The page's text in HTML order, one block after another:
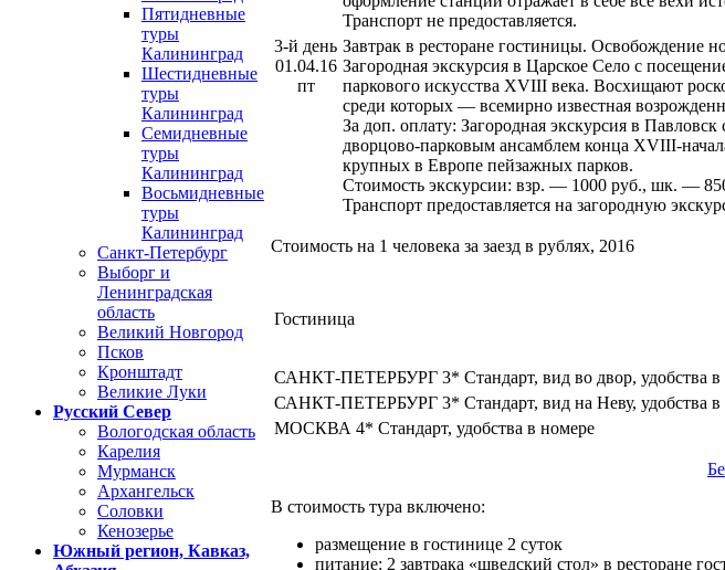
Пятидневные
туры
Калининград
Шестидневные
туры
Калининград
Семидневные
туры
Калининград
Восьмидневные
туры
Калининград
Санкт-Петербург
Выборг и
Ленинградская
область
Великий Новгород
Псков
Кронштадт
Великие Луки
Русский Север
Вологодская область
Карелия
Мурманск
Архангельск
Соловки
Кенозерье
Южный регион, Кавказ,
Транспорт не предоставляется.
3-й день
01.04.16
пт
Завтрак в ресторане гостиницы. Освобождение
Загородная экскурсия в Царское Село с
паркового искусства XVIII века. Восхищают
среди которых — всемирно известная
За доп. оплату: Загородная экскурсия в
дворцово-парковым ансамблем конца XVIII-
крупных в Европе пейзажных парков.
Стоимость экскурсии: взр. — 1000 руб., шк. —
Транспорт предоставляется на загородную
Стоимость на 1 человека за заезд в рублях, 2016
Гостиница
САНКТ-ПЕТЕРБУРГ 3* Стандарт, вид во двор, удобства
САНКТ-ПЕТЕРБУРГ 3* Стандарт, вид на Неву, удобства
МОСКВА 4* Стандарт, удобства в номере
В стоимость тура включено:
размещение в гостинице 2 суток
питание: 2 завтрака «шведский стол» в ресторане